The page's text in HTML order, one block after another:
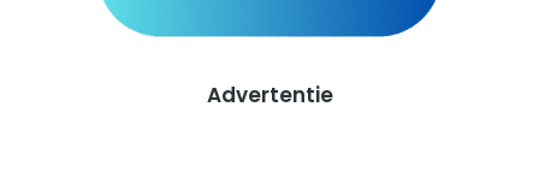
Advertentie